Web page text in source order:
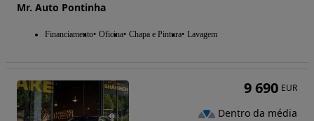
Mr. Auto Pontinha
Financiamento Oficina Chapa e Pintura Lavagem
9 690 EUR
Dentro da média